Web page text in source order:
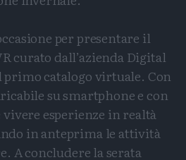
per presentare il
curato dall’azienda Digital
catalogo virtuale. Con
su smartphone e con
esperienze in realtà
in anteprima le attività
A concludere la serata